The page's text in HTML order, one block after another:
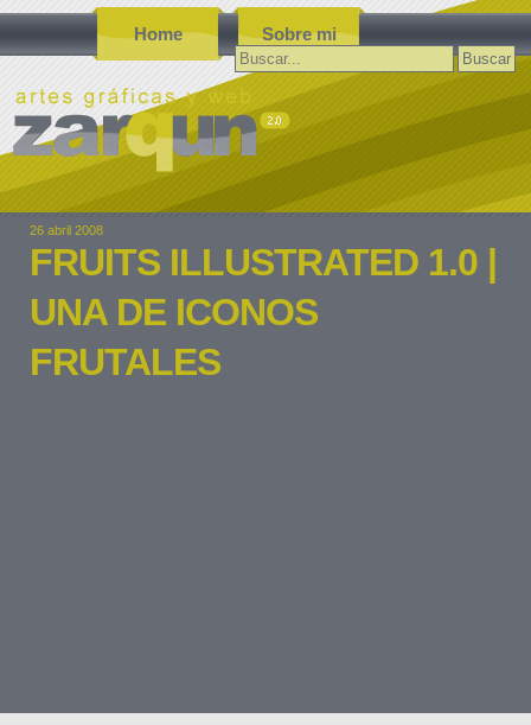
Home Sobre mi
Buscar:
26 abril 2008
FRUITS ILLUSTRATED 1.0 |
UNA DE ICONOS
FRUTALES